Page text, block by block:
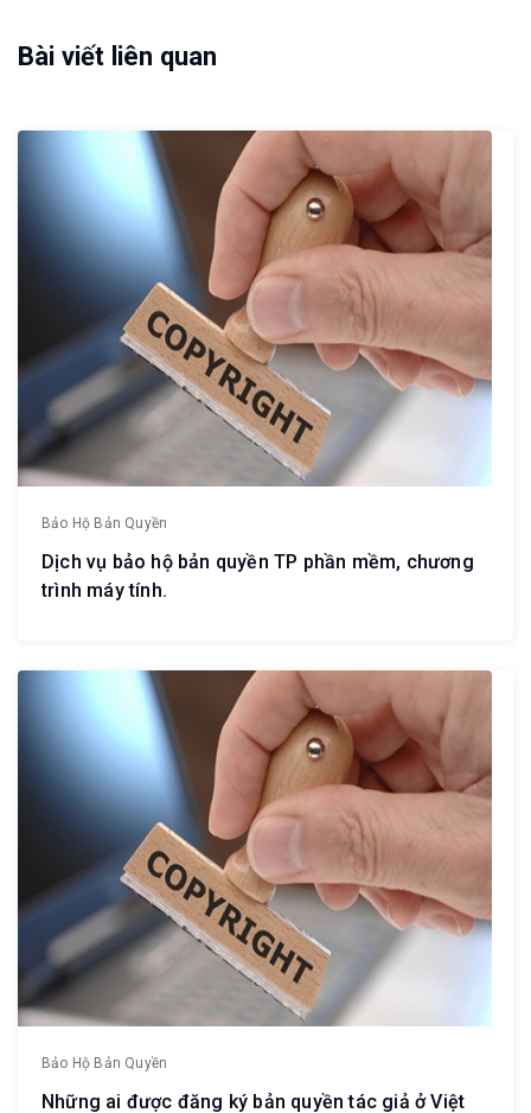
Bài viết liên quan
Bảo Hộ Bản Quyền
Dịch vụ bảo hộ bản quyền TP phần mềm, chương
trình máy tính.
Bảo Hộ Bản Quyền
Những ai được đăng ký bản quyền tác giả ở Việt